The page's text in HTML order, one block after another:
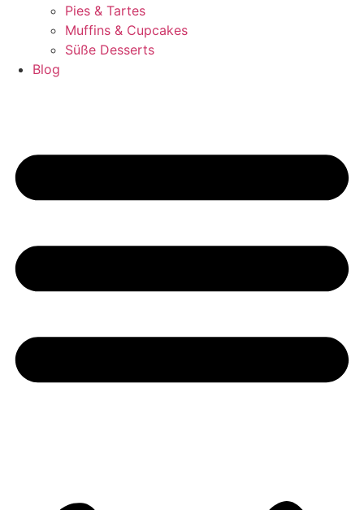
Pies & Tartes
Muffins & Cupcakes
Süße Desserts
Blog